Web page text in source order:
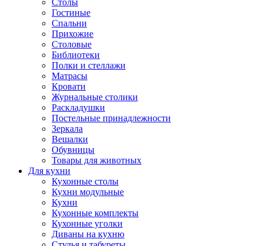
Столы
Гостиные
Спальни
Прихожие
Столовые
Библиотеки
Полки и стеллажи
Матрасы
Кровати
Журнальные столики
Раскладушки
Постельные принадлежности
Зеркала
Вешалки
Обувницы
Товары для животных
Для кухни
Кухонные столы
Кухни модульные
Кухни
Кухонные комплекты
Кухонные уголки
Диваны на кухню